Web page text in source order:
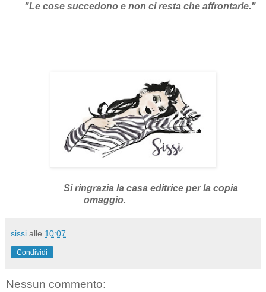
"Le cose succedono e non ci resta che affrontarle."
Si ringrazia la casa editrice per la copia
omaggio.
sissi alle 10:07
Condividi
Nessun commento: